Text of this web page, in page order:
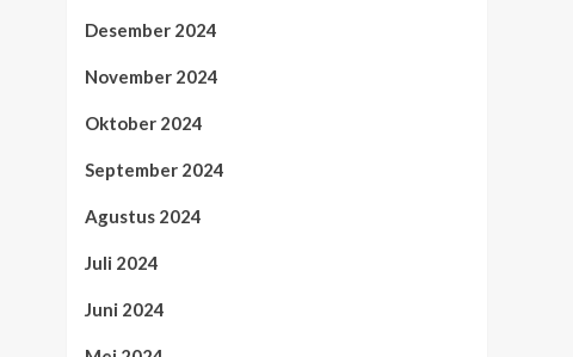
Desember 2024
November 2024
Oktober 2024
September 2024
Agustus 2024
Juli 2024
Juni 2024